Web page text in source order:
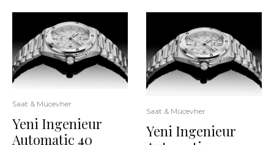
Saat & Mücevher
Yeni Ingenieur
Automatic 40
Saat & Mücevher
Yeni Ingenieur